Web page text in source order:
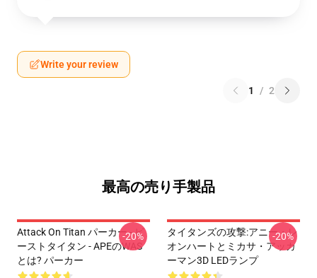
Write your review
1 / 2
最高の売り手製品
Attack On Titan パーカー - ビ
ーストタイタン - APEのWAS
とは? パーカー
-20%
タイタンズの攻撃:アニー・レ
オンハートとミカサ・アッカ
ーマン3D LEDランプ
-20%